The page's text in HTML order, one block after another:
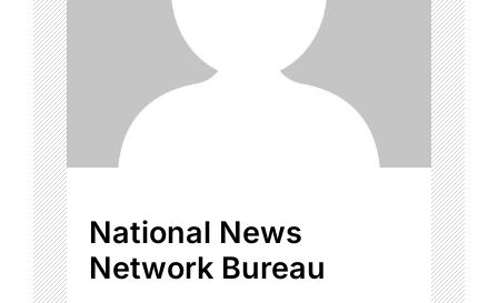
National News
Network Bureau